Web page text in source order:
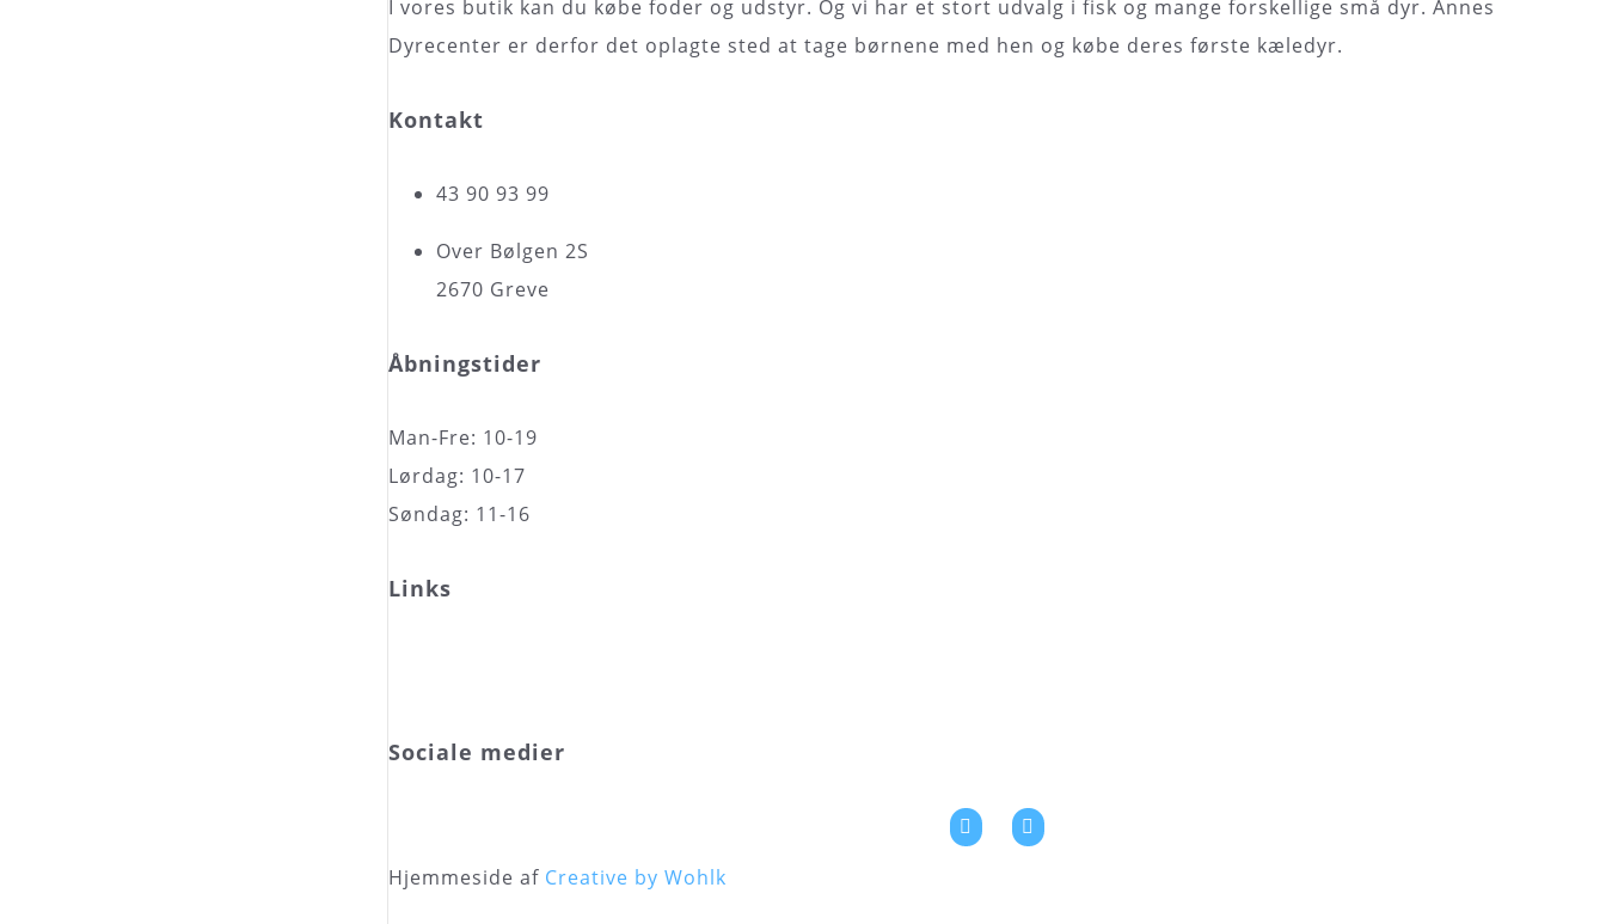
I vores butik kan du købe foder og udstyr. Og vi har et stort udvalg i fisk og mange forskellige små dyr. Annes
Dyrecenter er derfor det oplagte sted at tage børnene med hen og købe deres første kæledyr.
Kontakt
43 90 93 99
Over Bølgen 2S
2670 Greve
Åbningstider
Man-Fre: 10-19
Lørdag: 10-17
Søndag: 11-16
Links
Sociale medier
Hjemmeside af Creative by Wohlk